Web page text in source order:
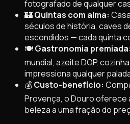
fotografado de qualquer
🏰Quintas com alma:
séculos de história, caves
escondidos — cada quinta
🍽️Gastronomia premiada:
mundial, azeite DOP,
impressiona qualquer
💰Custo-benefício:
Provença, o Douro oferece
beleza a uma fração do